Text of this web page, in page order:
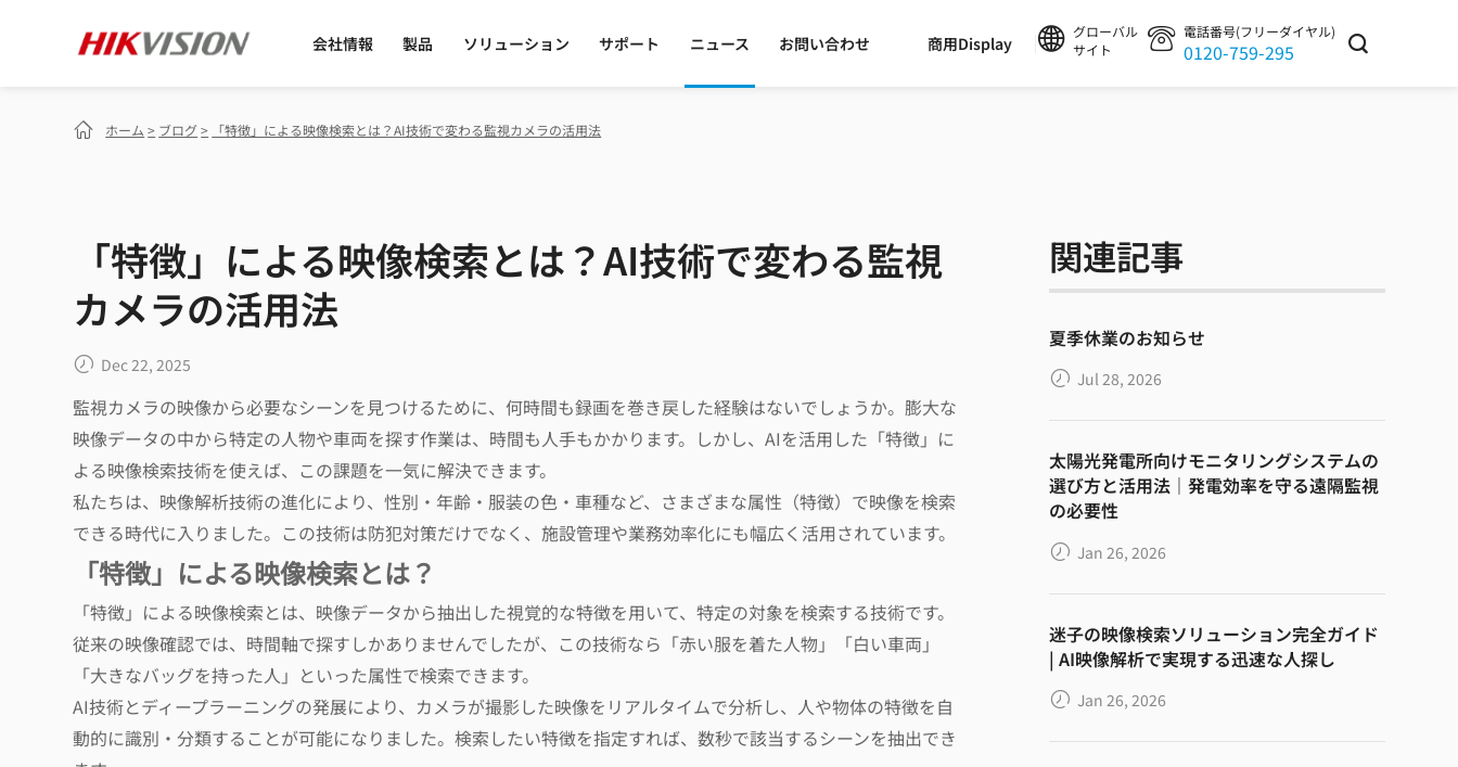
会社情報 製品 ソリューション サポート ニュース お問い合わせ 商用Display
グローバル
サイト
電話番号(フリーダイヤル)
0120-759-295
ホーム > ブログ> 「特徴」による映像検索とは？AI技術で変わる監視カメラの活用法
「特徴」による映像検索とは？AI技術で変わる監視
カメラの活用法
Dec 22, 2025
監視カメラの映像から必要なシーンを見つけるために、何時間も録画を巻き戻した経験はないでしょうか。膨大な
映像データの中から特定の人物や車両を探す作業は、時間も人手もかかります。しかし、AIを活用した「特徴」に
よる映像検索技術を使えば、この課題を一気に解決できます。
私たちは、映像解析技術の進化により、性別・年齢・服装の色・車種など、さまざまな属性（特徴）で映像を検索
できる時代に入りました。この技術は防犯対策だけでなく、施設管理や業務効率化にも幅広く活用されています。
「特徴」による映像検索とは？
「特徴」による映像検索とは、映像データから抽出した視覚的な特徴を用いて、特定の対象を検索する技術です。
従来の映像確認では、時間軸で探すしかありませんでしたが、この技術なら「赤い服を着た人物」「白い車両」
「大きなバッグを持った人」といった属性で検索できます。
AI技術とディープラーニングの発展により、カメラが撮影した映像をリアルタイムで分析し、人や物体の特徴を自
動的に識別・分類することが可能になりました。検索したい特徴を指定すれば、数秒で該当するシーンを抽出でき
関連記事
夏季休業のお知らせ
Jul 28, 2026
太陽光発電所向けモニタリングシステムの
選び方と活用法｜発電効率を守る遠隔監視
の必要性
Jan 26, 2026
迷子の映像検索ソリューション完全ガイド
| AI映像解析で実現する迅速な人探し
Jan 26, 2026